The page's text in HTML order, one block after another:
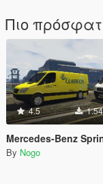
Πιο
4.5
Mercedes-Benz Sprinter Correos
By Nogo